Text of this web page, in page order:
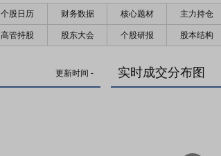
个股日历 财务数据 核心题材 主力持仓
高管持股 股东大会 个股研报 股本结构
更新时间 - 实时成交分布图